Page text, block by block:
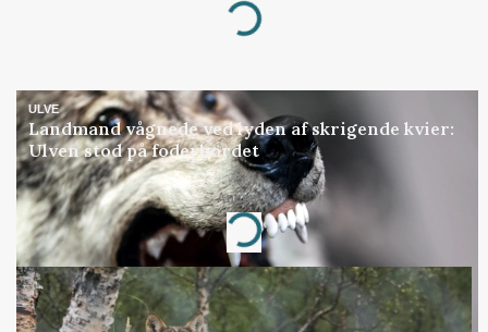
Loading...
ULVE
Landmand vågnede ved lyden af skrigende kvier:
Ulven stod på foderbordet
Annonce
Loading...